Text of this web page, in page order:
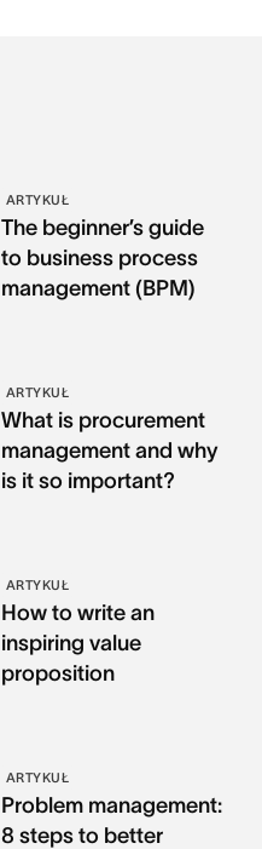
ARTYKUŁ
The beginner’s guide
to business process
management (BPM)
ARTYKUŁ
What is procurement
management and why
is it so important?
ARTYKUŁ
How to write an
inspiring value
proposition
ARTYKUŁ
Problem management:
8 steps to better